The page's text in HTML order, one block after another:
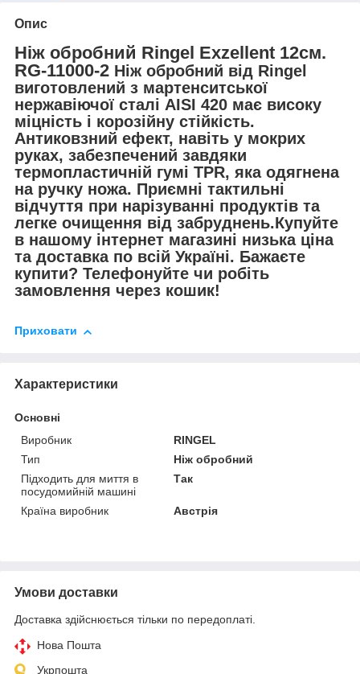
Опис
Ніж обробний Ringel Exzellent 12см.
RG-11000-2 Ніж обробний від Ringel
виготовлений з мартенситської
нержавіючої сталі AISI 420 має високу
міцність і корозійну стійкість.
Антиковзний ефект, навіть у мокрих
руках, забезпечений завдяки
термопластичній гумі TPR, яка одягнена
на ручку ножа. Приємні тактильні
відчуття при нарізуванні продуктів та
легке очищення від забруднень.Купуйте
в нашому інтернет магазині низька ціна
та доставка по всій Україні. Бажаєте
купити? Телефонуйте чи робіть
замовлення через кошик!
Приховати
Характеристики
Основні
Виробник
RINGEL
Тип
Ніж обробний
Підходить для миття в
посудомийній машині
Так
Країна виробник Австрія
Умови доставки
Доставка здійснюється тільки по передоплаті.
Нова Пошта
Укрпошта